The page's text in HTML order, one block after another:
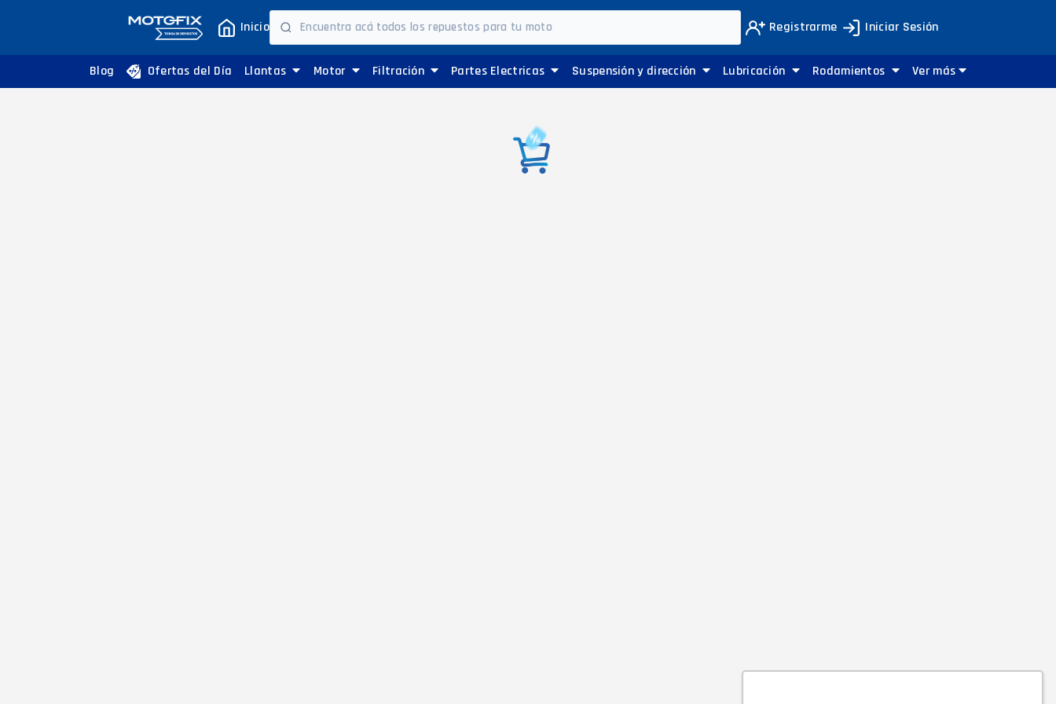
Inicio Registrarme Iniciar Sesión
Blog Ofertas del Día Llantas Motor Filtración Partes Electricas Suspensión y dirección Lubricación Rodamientos Ver más